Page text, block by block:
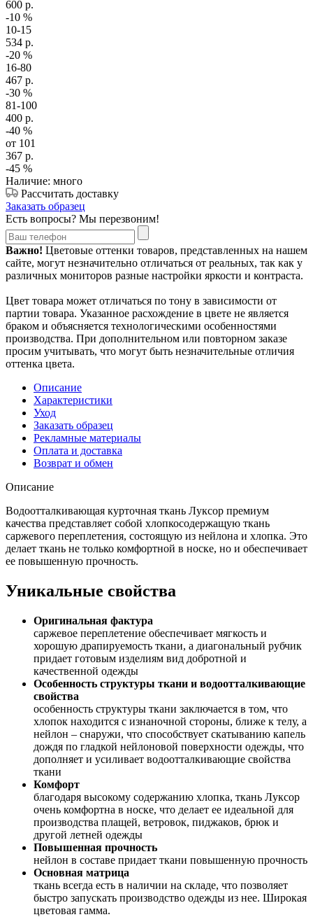
600 р.
-10 %
10-15
534 р.
-20 %
16-80
467 р.
-30 %
81-100
400 р.
-40 %
от 101
367 р.
-45 %
Наличие: много
Рассчитать доставку
Заказать образец
Есть вопросы? Мы перезвоним!
Важно! Цветовые оттенки товаров, представленных на нашем
сайте, могут незначительно отличаться от реальных, так как у
различных мониторов разные настройки яркости и контраста.
Цвет товара может отличаться по тону в зависимости от
партии товара. Указанное расхождение в цвете не является
браком и объясняется технологическими особенностями
производства. При дополнительном или повторном заказе
просим учитывать, что могут быть незначительные отличия
оттенка цвета.
Описание
Характеристики
Уход
Заказать образец
Рекламные материалы
Оплата и доставка
Возврат и обмен
Описание
Водоотталкивающая курточная ткань Луксор премиум
качества представляет собой хлопкосодержащую ткань
саржевого переплетения, состоящую из нейлона и хлопка. Это
делает ткань не только комфортной в носке, но и обеспечивает
ее повышенную прочность.
Уникальные свойства
Оригинальная фактура
саржевое переплетение обеспечивает мягкость и
хорошую драпируемость ткани, а диагональный рубчик
придает готовым изделиям вид добротной и
качественной одежды
Особенность структуры ткани и водоотталкивающие
свойства
особенность структуры ткани заключается в том, что
хлопок находится с изнаночной стороны, ближе к телу, а
нейлон – снаружи, что способствует скатыванию капель
дождя по гладкой нейлоновой поверхности одежды, что
дополняет и усиливает водоотталкивающие свойства
ткани
Комфорт
благодаря высокому содержанию хлопка, ткань Луксор
очень комфортна в носке, что делает ее идеальной для
производства плащей, ветровок, пиджаков, брюк и
другой летней одежды
Повышенная прочность
нейлон в составе придает ткани повышенную прочность
Основная матрица
ткань всегда есть в наличии на складе, что позволяет
быстро запускать производство одежды из нее. Широкая
цветовая гамма.